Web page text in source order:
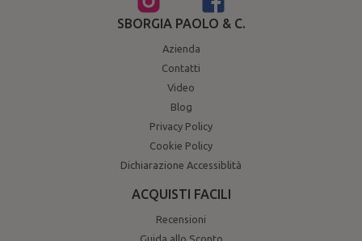
SBORGIA PAOLO & C.
Azienda
Contatti
Video
Blog
Privacy Policy
Cookie Policy
Dichiarazione Accessiblità
ACQUISTI FACILI
Recensioni
Guida allo Sconto